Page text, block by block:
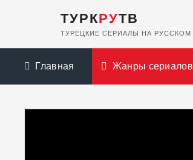
ТУРКРУТВ
ТУРЕЦКИЕ СЕРИАЛЫ НА РУССКОМ
Главная Жанры сериалов